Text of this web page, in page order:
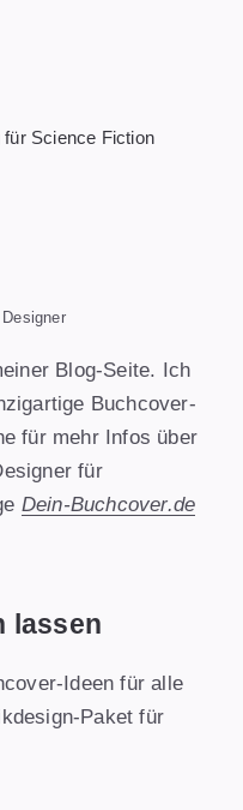
Science Fiction
Blog-Seite. Ich
Buchcover-
für mehr Infos über
für
Dein-Buchcover.de
lassen
Ideen für alle
Paket für